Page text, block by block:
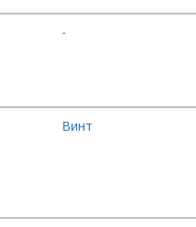
-
Винт